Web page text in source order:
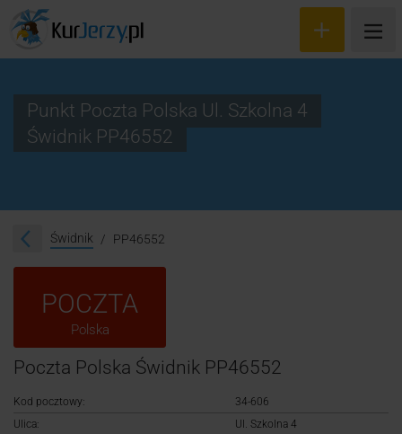
Śledzenie przesyłki
Punkt Poczta Polska Ul. Szkolna 4
Świdnik PP46552
Świdnik PP46552
POCZTA
Polska
Poczta Polska Świdnik PP46552
Kod pocztowy:
34-606
Ulica:
Ul. Szkolna 4